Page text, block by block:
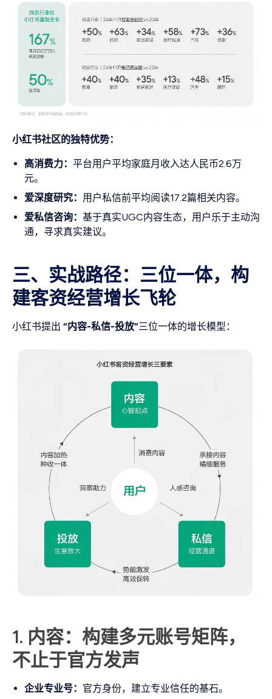
小红书社区的独特优势：
高消费力： 平台用户平均家庭月收入达人民币2.6万
元。
爱深度研究： 用户私信前平均阅读17.2篇相关内容。
爱私信咨询： 基于真实UGC内容生态，用户乐于主动沟
通，寻求真实建议。
三、实战路径：三位一体，构
建客资经营增长飞轮
小红书提出 “内容-私信-投放”三位一体的增长模型：
1. 内容：构建多元账号矩阵，
不止于官方发声
企业专业号： 官方身份，建立专业信任的基石。